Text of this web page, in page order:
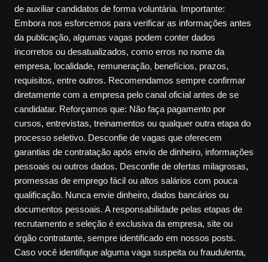
de auxiliar candidatos de forma voluntária. Importante:
Embora nos esforcemos para verificar as informações antes
da publicação, algumas vagas podem conter dados
incorretos ou desatualizados, como erros no nome da
empresa, localidade, remuneração, benefícios, prazos,
requisitos, entre outros. Recomendamos sempre confirmar
diretamente com a empresa pelo canal oficial antes de se
candidatar. Reforçamos que: Não faça pagamento por
cursos, entrevistas, treinamentos ou qualquer outra etapa do
processo seletivo. Desconfie de vagas que oferecem
garantias de contratação após envio de dinheiro, informações
pessoais ou outros dados. Desconfie de ofertas milagrosas,
promessas de emprego fácil ou altos salários com pouca
qualificação. Nunca envie dinheiro, dados bancários ou
documentos pessoais. A responsabilidade pelas etapas de
recrutamento e seleção é exclusiva da empresa, site ou
órgão contratante, sempre identificado em nossos posts.
Caso você identifique alguma vaga suspeita ou fraudulenta,